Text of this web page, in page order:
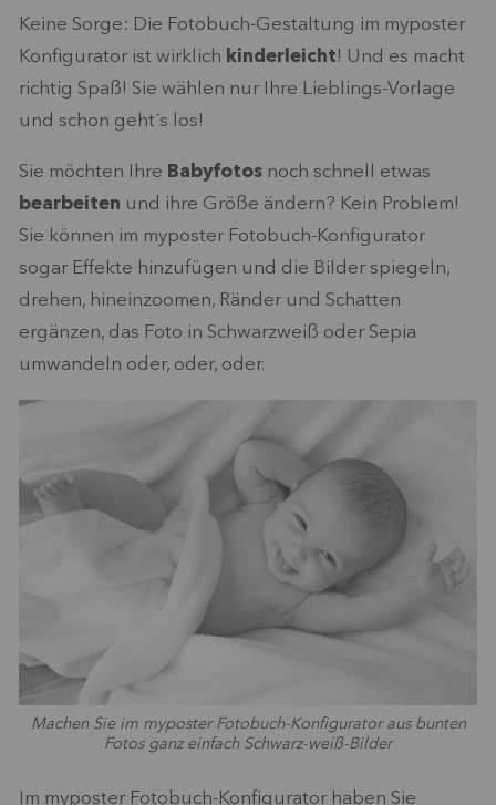
Keine Sorge: Die Fotobuch-Gestaltung im myposter
Konfigurator ist wirklich kinderleicht! Und es macht
richtig Spaß! Sie wählen nur Ihre Lieblings-Vorlage
und schon geht´s los!
Sie möchten Ihre Babyfotos noch schnell etwas
bearbeiten und ihre Größe ändern? Kein Problem!
Sie können im myposter Fotobuch-Konfigurator
sogar Effekte hinzufügen und die Bilder spiegeln,
drehen, hineinzoomen, Ränder und Schatten
ergänzen, das Foto in Schwarzweiß oder Sepia
umwandeln oder, oder, oder.
Machen Sie im myposter Fotobuch-Konfigurator aus bunten
Fotos ganz einfach Schwarz-weiß-Bilder
Im myposter Fotobuch-Konfigurator haben Sie